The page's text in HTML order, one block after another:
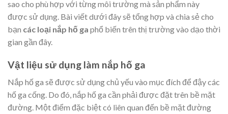
sao cho phù hợp với từng môi trường mà sản phẩm này
được sử dụng. Bài viết dưới đây sẽ tổng hợp và chia sẻ cho
bạn các loại nắp hố ga phổ biến trên thị trường vào dạo thời
gian gần đây.
Vật liệu sử dụng làm nắp hố ga
Nắp hố ga sẽ được sử dụng chủ yếu vào mục đích để đậy các
hố ga cống. Do đó, nắp hố ga cần phải được đặt trên bề mặt
đường. Một điểm đặc biệt có liên quan đến bề mặt đường